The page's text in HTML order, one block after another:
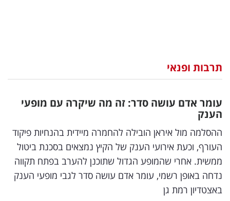
וצרכנות
דיגיטל
וטק
שיווק
ופרסום
משפט
תרבות ופנאי
עומר אדם עושה סדר: זה מה שיקרה עם מופעי
הענק
ההסלמה מול איראן הובילה להחמרה מיידית בהנחיות פיקוד
העורף, וכעת אירועי הענק של הקיץ נמצאים בסכנת ביטול
ממשית. אחרי שהמופע הגדול שתוכנן להערב בפתח תקווה
נדחה באופן רשמי, עומר אדם עושה סדר לגבי מופעי הענק
באצטדיון רמת גן